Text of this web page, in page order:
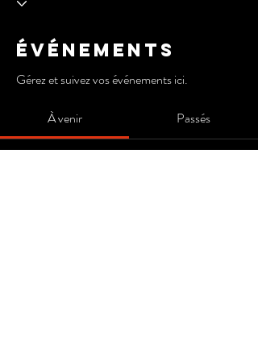
Événements
Gérez et suivez vos événements ici.
À venir Passés